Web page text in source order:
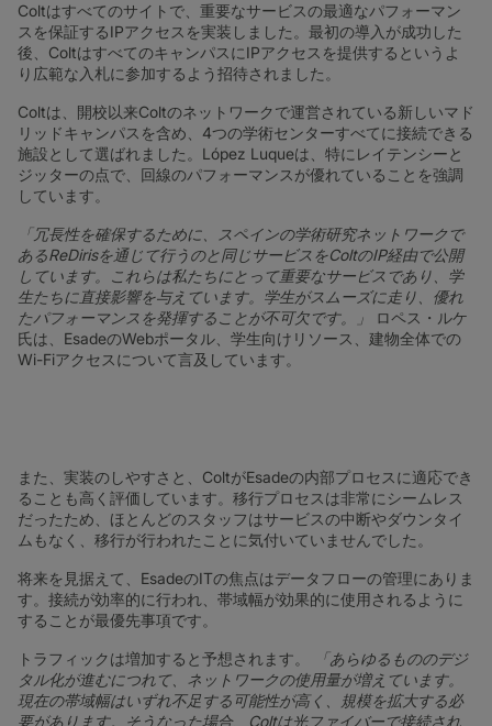
Coltはすべてのサイトで、重要なサービスの最適なパフォーマン
スを保証するIPアクセスを実装しました。最初の導入が成功した
後、ColtはすべてのキャンパスにIPアクセスを提供するというよ
り広範な入札に参加するよう招待されました。
Coltは、開校以来Coltのネットワークで運営されている新しいマド
リッドキャンパスを含め、4つの学術センターすべてに接続できる
施設として選ばれました。López Luqueは、特にレイテンシーと
ジッターの点で、回線のパフォーマンスが優れていることを強調
しています。
「冗長性を確保するために、スペインの学術研究ネットワークで
あるReDirisを通じて行うのと同じサービスをColtのIP経由で公開
しています。これらは私たちにとって重要なサービスであり、学
生たちに直接影響を与えています。学生がスムーズに走り、優れ
たパフォーマンスを発揮することが不可欠です。」
ロペス・ルケ
氏は、EsadeのWebポータル、学生向けリソース、建物全体での
Wi-Fiアクセスについて言及しています。
また、実装のしやすさと、ColtがEsadeの内部プロセスに適応でき
ることも高く評価しています。移行プロセスは非常にシームレス
だったため、ほとんどのスタッフはサービスの中断やダウンタイ
ムもなく、移行が行われたことに気付いていませんでした。
将来を見据えて、EsadeのITの焦点はデータフローの管理にありま
す。接続が効率的に行われ、帯域幅が効果的に使用されるように
することが最優先事項です。
トラフィックは増加すると予想されます。
「あらゆるもののデジ
タル化が進むにつれて、ネットワークの使用量が増えています。
現在の帯域幅はいずれ不足する可能性が高く、規模を拡大する必
要があります。そうなった場合、Coltは光ファイバーで接続され